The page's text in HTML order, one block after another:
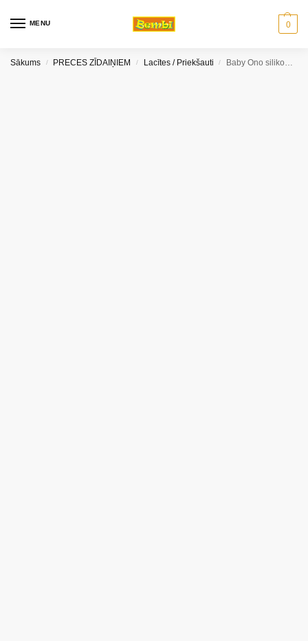
MENU 0
Sākums / PRECES ZĪDAIŅIEM / Lacītes / Priekšauti / Baby Ono silikona lacīte ar regulējamu aizdari 835/01